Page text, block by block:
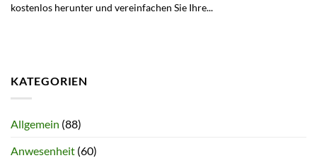
kostenlos herunter und vereinfachen Sie Ihre...
KATEGORIEN
Allgemein (88)
Anwesenheit (60)